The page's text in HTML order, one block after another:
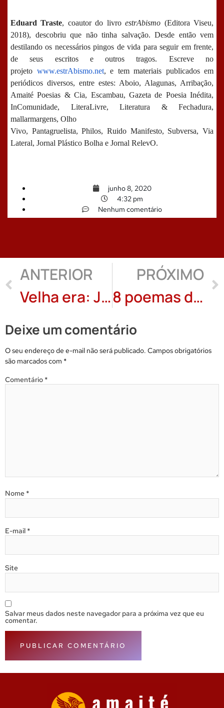
Eduard Traste, coautor do livroestrAbismo (Editora Viseu,
2018), descobriu que não tinha salvação. Desde então vem
destilando os necessários pingos de vida para seguir em frente,
de seus escritos e outros tragos. Escreve no
projeto www.estrAbismo.net, e tem materiais publicados em
periódicos diversos, entre estes: Aboio, Alagunas, Arribação,
Amaité Poesias & Cia, Escambau, Gazeta de Poesia Inédita,
InComunidade, LiteraLivre, Literatura & Fechadura,
mallarmargens, Olho
Vivo, Pantagruelista, Philos, Ruido Manifesto, Subversa, Via
Lateral, Jornal Plástico Bolha e Jornal RelevO.
junho 8, 2020
4:32 pm
Nenhum comentário
ANTERIOR
Velha era: Jandira Zanchi
PRÓXIMO
8 poemas de Mosaico Absurdo de Leopoldo Comitti
Deixe um comentário
O seu endereço de e-mail não será publicado. Campos obrigatórios
são marcados com *
Comentário *
Nome *
E-mail *
Site
Salvar meus dados neste navegador para a próxima vez que eu
comentar.